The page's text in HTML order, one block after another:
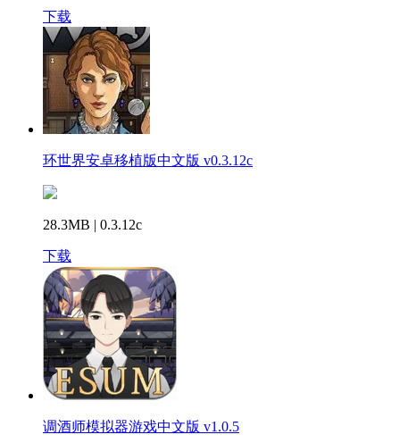
下载
环世界安卓移植版中文版 v0.3.12c
28.3MB | 0.3.12c
下载
调酒师模拟器游戏中文版 v1.0.5